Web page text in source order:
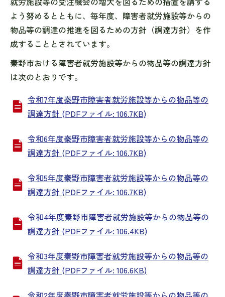
よう努めるとともに、毎年度、障害者就労施設等からの
物品等の調達の推進を図るための方針（調達方針）を作
成することとされています。
秦野市おける障害者就労施設等からの物品等の調達方針
は次のとおりです。
令和7年度秦野市障害者就労施設等からの物品等の
調達方針 (PDFファイル: 106.7KB)
令和6年度秦野市障害者就労施設等からの物品等の
調達方針 (PDFファイル: 106.7KB)
令和5年度秦野市障害者就労施設等からの物品等の
調達方針 (PDFファイル: 106.7KB)
令和4年度秦野市障害者就労施設等からの物品等の
調達方針 (PDFファイル: 106.4KB)
令和3年度秦野市障害者就労施設等からの物品等の
調達方針 (PDFファイル: 106.6KB)